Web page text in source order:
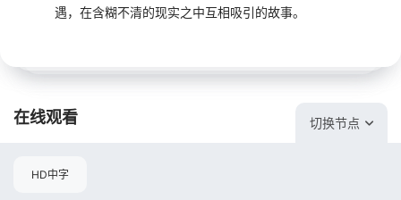
遇，在含糊不清的现实之中互相吸引的故事。
在线观看 切换节点
HD中字